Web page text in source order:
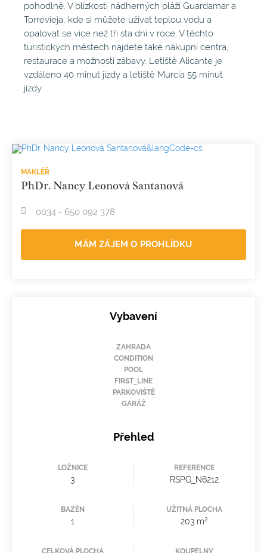
pohodlně. V blízkosti nádherných pláží Guardamar a
Torrevieja, kde si můžete užívat teplou vodu a
opalovat se více než tři sta dní v roce. V těchto
turistických městech najdete také nákupní centra,
restaurace a možnosti zábavy. Letiště Alicante je
vzdáleno 40 minut jízdy a letiště Murcia 55 minut
jízdy.
MAKLÉŘ
PhDr. Nancy Leonová Santanová
0034 - 650 092 378
MÁM ZÁJEM O PROHLÍDKU
Vybavení
ZAHRADA
CONDITION
POOL
FIRST_LINE
PARKOVIŠTĚ
GARÁŽ
Přehled
LOŽNICE
3
REFERENCE
RSPG_N6212
BAZÉN
1
UŽITNÁ PLOCHA
203 m2